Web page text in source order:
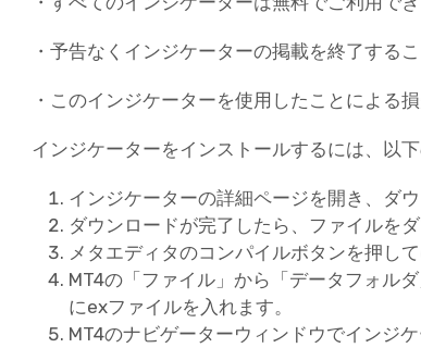
・予告なくインジケーターの掲載を終了するこ
・このインジケーターを使用したことによる
インジケーターをインストールするには、以
インジケーターの詳細ページを開き、ダ
ダウンロードが完了したら、ファイルを
メタエディタのコンパイルボタンを押し
MT4の「ファイル」から「データフォル
にexファイルを入れます。
MT4のナビゲーターウィンドウでインジ